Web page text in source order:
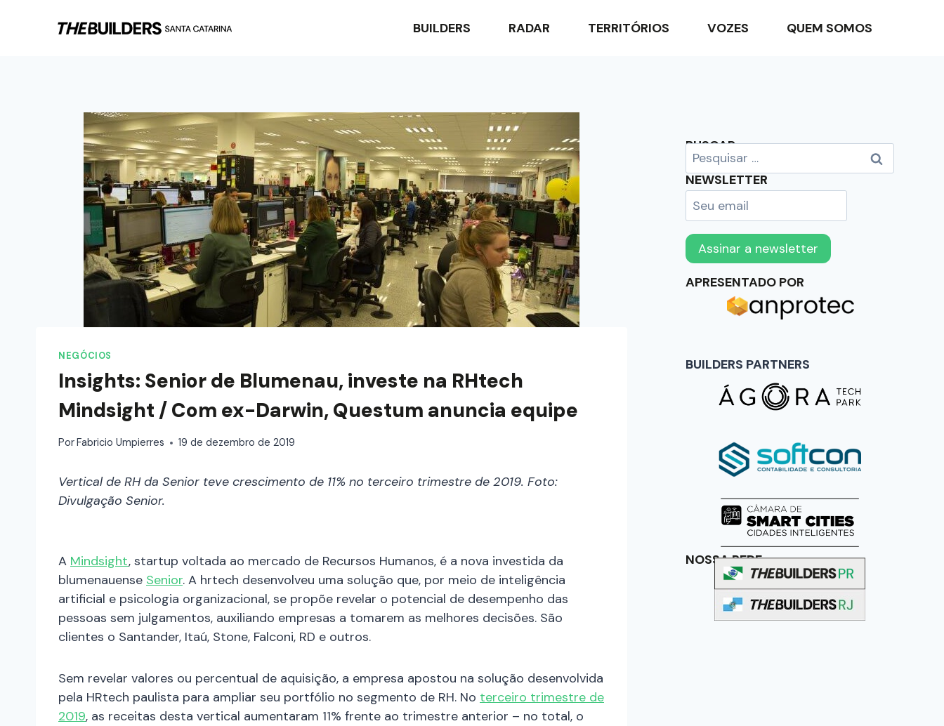
BUILDERS RADAR TERRITÓRIOS VOZES QUEM SOMOS
NEGÓCIOS
Insights: Senior de Blumenau, investe na RHtech
Mindsight / Com ex-Darwin, Questum anuncia equipe
PorFabricio Umpierres 19 de dezembro de 2019
Vertical de RH da Senior teve crescimento de 11% no terceiro trimestre de 2019. Foto:
Divulgação Senior.
A Mindsight, startup voltada ao mercado de Recursos Humanos, é a nova investida da
blumenauense Senior. A hrtech desenvolveu uma solução que, por meio de inteligência
artificial e psicologia organizacional, se propõe revelar o potencial de desempenho das
pessoas sem julgamentos, auxiliando empresas a tomarem as melhores decisões. São
clientes o Santander, Itaú, Stone, Falconi, RD e outros.
Sem revelar valores ou percentual de aquisição, a empresa apostou na solução desenvolvida
pela HRtech paulista para ampliar seu portfólio no segmento de RH. No terceiro trimestre de
2019, as receitas desta vertical aumentaram 11% frente ao trimestre anterior – no total, o
BUSCAR
NEWSLETTER
APRESENTADO POR
BUILDERS PARTNERS
NOSSA REDE